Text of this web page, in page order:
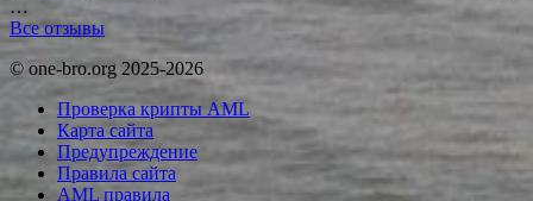
…
Все отзывы
© one-bro.org 2025-2026
Проверка крипты AML
Карта сайта
Предупреждение
Правила сайта
AML правила